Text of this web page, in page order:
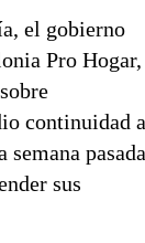
el gobierno
Pro Hogar,
continuidad
pasada
sus